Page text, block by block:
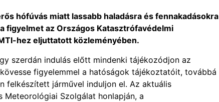
hófúvás miatt lassabb haladásra és fennakadásokra
figyelmet az Országos Katasztrófavédelmi
hez eljuttatott közleményében.
szerdán indulás előtt mindenki tájékozódjon az
figyelemmel a hatóságok tájékoztatóit, továbbá
felkészített járművel induljon el. Az aktuális
Szolgálat honlapján, a